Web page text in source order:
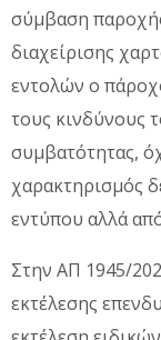
σύμβαση
διαχείρισης
εντολών ο
τους κινδύνους
συμβατότητας,
χαρακτηρισμός
εντύπου αλλά
Στην ΑΠ 1945/
εκτέλεσης